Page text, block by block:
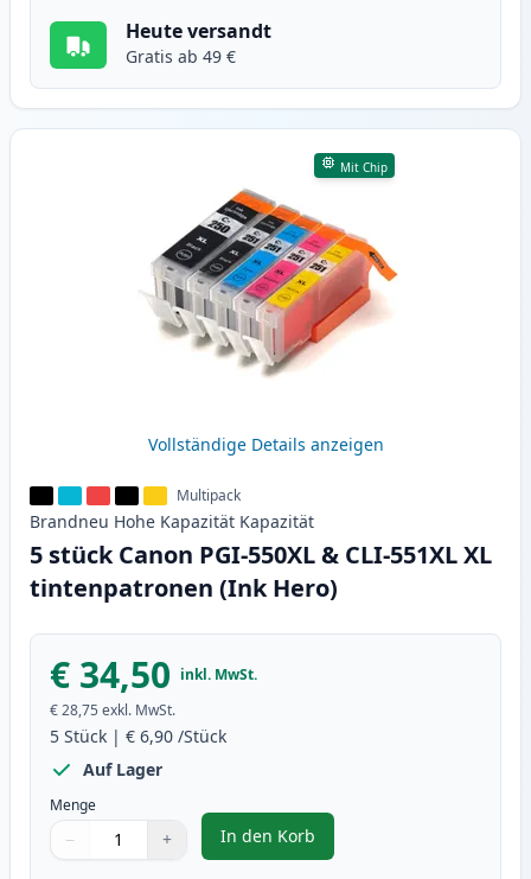
Heute versandt
Gratis ab 49 €
Mit Chip
Vollständige Details anzeigen
Multipack
Brandneu Hohe Kapazität Kapazität
5 stück Canon PGI-550XL & CLI-551XL XL
tintenpatronen (Ink Hero)
€ 34,50 inkl. MwSt.
€ 28,75 exkl. MwSt.
5 Stück | € 6,90 /Stück
Auf Lager
Menge
Verwenden Sie die Tasten, um anzupassen
− +
1
In den Korb
, 5 stück Canon PGI-550XL &